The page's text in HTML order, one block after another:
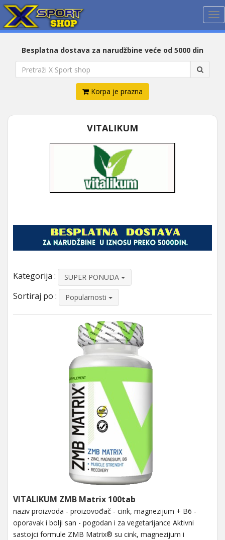
Besplatna dostava za narudžbine veće od 5000 din
Korpa je prazna
VITALIKUM
Kategorija : SUPER PONUDA
Sortiraj po : Popularnosti
VITALIKUM ZMB Matrix 100tab
naziv proizvoda - proizovođač - cink, magnezijum + B6 -
oporavak i bolji san - pogodan i za vegetarijance Aktivni
sastojci formule ZMB Matrix® su cink, magnezijum i